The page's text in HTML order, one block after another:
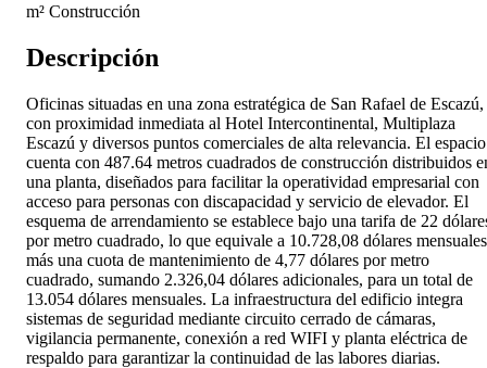
m² Construcción
Descripción
Oficinas situadas en una zona estratégica de San Rafael de Escazú,
con proximidad inmediata al Hotel Intercontinental, Multiplaza
Escazú y diversos puntos comerciales de alta relevancia. El espacio
cuenta con 487.64 metros cuadrados de construcción distribuidos
una planta, diseñados para facilitar la operatividad empresarial con
acceso para personas con discapacidad y servicio de elevador. El
esquema de arrendamiento se establece bajo una tarifa de 22
por metro cuadrado, lo que equivale a 10.728,08 dólares
más una cuota de mantenimiento de 4,77 dólares por metro
cuadrado, sumando 2.326,04 dólares adicionales, para un total de
13.054 dólares mensuales. La infraestructura del edificio integra
sistemas de seguridad mediante circuito cerrado de cámaras,
vigilancia permanente, conexión a red WIFI y planta eléctrica de
respaldo para garantizar la continuidad de las labores diarias.